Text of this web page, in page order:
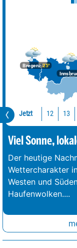
Bregenz25°
Jetzt 12 13
Viel Sonne,
Der heutige
Wettercharakter
Westen und
Haufenwolken....